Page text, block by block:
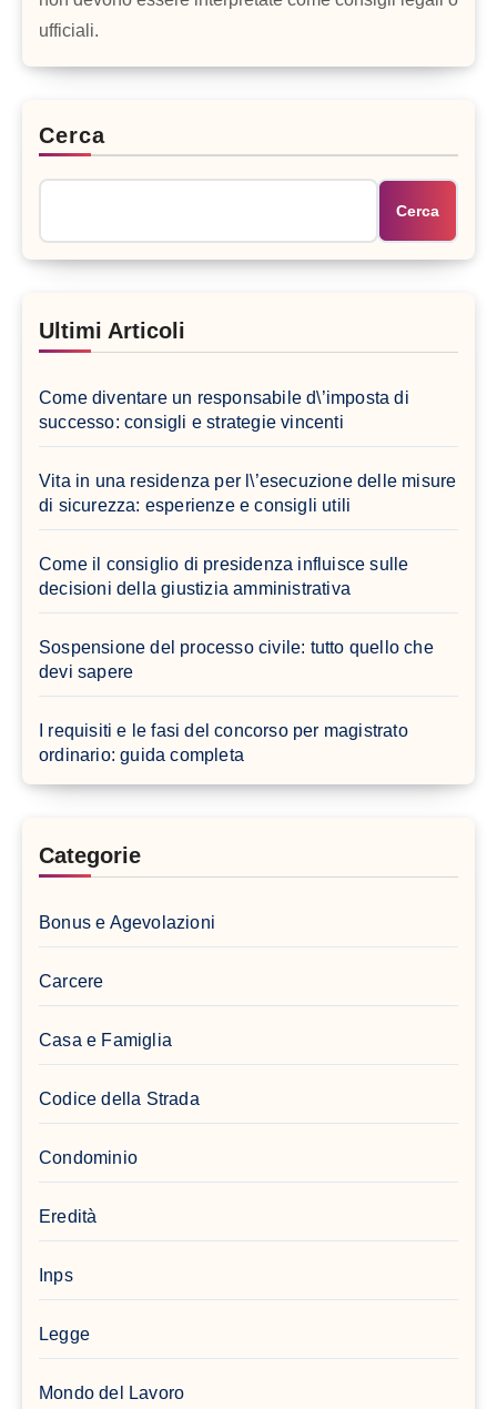
ufficiali.
Cerca
Cerca
Ultimi Articoli
Come diventare un responsabile d\’imposta di
successo: consigli e strategie vincenti
Vita in una residenza per l\’esecuzione delle misure
di sicurezza: esperienze e consigli utili
Come il consiglio di presidenza influisce sulle
decisioni della giustizia amministrativa
Sospensione del processo civile: tutto quello che
devi sapere
I requisiti e le fasi del concorso per magistrato
ordinario: guida completa
Categorie
Bonus e Agevolazioni
Carcere
Casa e Famiglia
Codice della Strada
Condominio
Eredità
Inps
Legge
Mondo del Lavoro